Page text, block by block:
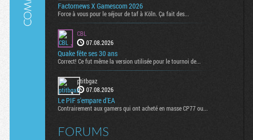
Factornews X Gamescom 2026
Force à vous pour le séjour de taf à Köln. Ça fait des...
CBL
07.08.2026
Quake fête ses 30 ans
Correct! Ce fut même la version utilisée pour le tournoi de...
ptitbgaz
07.08.2026
Le PIF s'empare d'EA
Contrairement aux gamers qui ont acheté en masse CP77 ou...
FORUMS